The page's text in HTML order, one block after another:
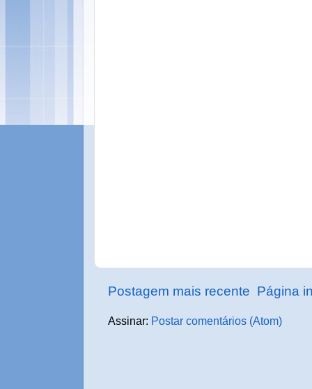
Postagem mais recente Página
Assinar: Postar comentários (Atom)